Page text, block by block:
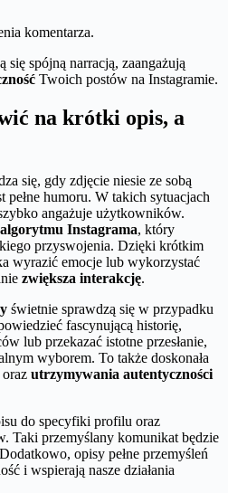
komentarza.
spójną narracją, zaangażują
Twoich postów na Instagramie.
na krótki opis, a
się, gdy zdjęcie niesie ze sobą
humoru. W takich sytuacjach
angażuje użytkowników.
algorytmu Instagrama, który
przyswojenia. Dzięki krótkim
wyrazić emocje lub wykorzystać
zwiększa interakcję.
świetnie sprawdzą się w przypadku
fascynującą historię,
lub przekazać istotne przesłanie,
wyborem. To także doskonała
oraz utrzymywania autentyczności
do specyfiki profilu oraz
Taki przemyślany komunikat będzie
opisy pełne przemyśleń
i wspierają nasze działania